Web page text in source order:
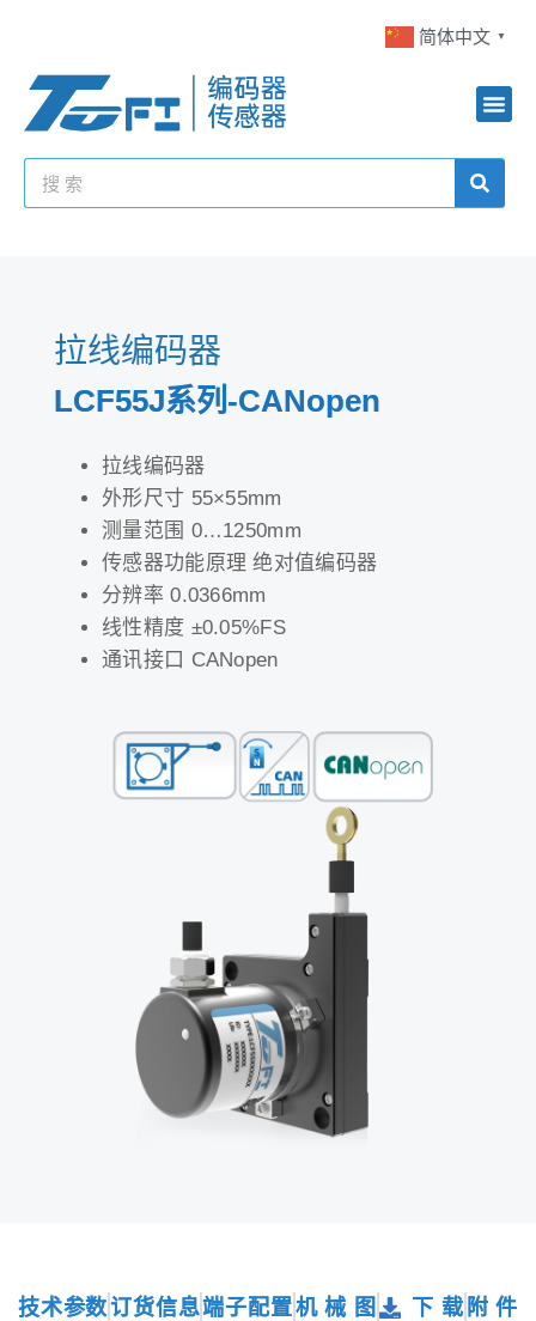
简体中文 ▼
拉线编码器
LCF55J系列-CANopen
拉线编码器
外形尺寸 55×55mm
测量范围 0…1250mm
传感器功能原理 绝对值编码器
分辨率 0.0366mm
线性精度 ±0.05%FS
通讯接口 CANopen
技术参数订货信息端子配置机 械 图 下 载 附 件